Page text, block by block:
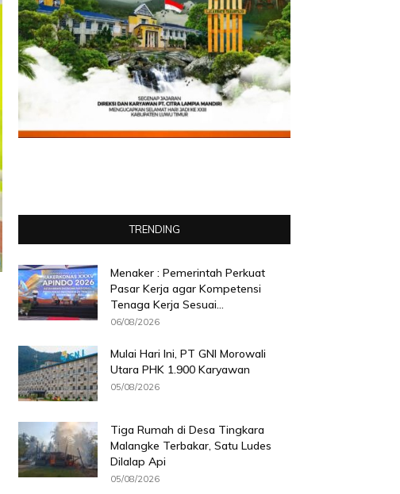
TRENDING
Menaker : Pemerintah Perkuat
Pasar Kerja agar Kompetensi
Tenaga Kerja Sesuai...
06/08/2026
Mulai Hari Ini, PT GNI Morowali
Utara PHK 1.900 Karyawan
05/08/2026
Tiga Rumah di Desa Tingkara
Malangke Terbakar, Satu Ludes
Dilalap Api
05/08/2026